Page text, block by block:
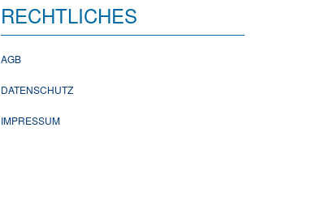
RECHTLICHES
AGB
DATENSCHUTZ
IMPRESSUM